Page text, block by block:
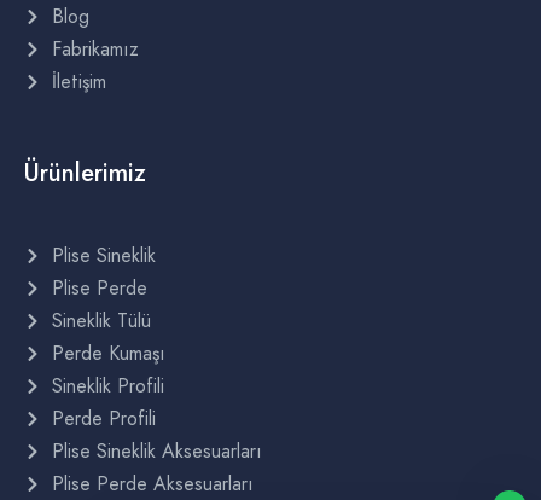
Blog
Fabrikamız
İletişim
Ürünlerimiz
Plise Sineklik
Plise Perde
Sineklik Tülü
Perde Kumaşı
Sineklik Profili
Perde Profili
Plise Sineklik Aksesuarları
Plise Perde Aksesuarları